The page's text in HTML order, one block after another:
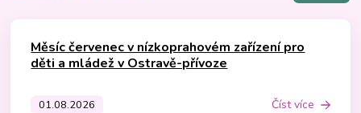
Měsíc červenec v nízkoprahovém zařízení pro
děti a mládež v Ostravě-přívoze
01.08.2026 Číst více